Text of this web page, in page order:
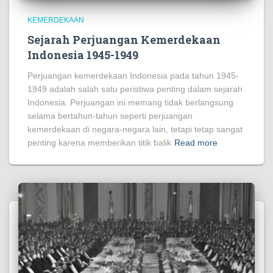
https://stock.pictureswithoutink.org/
https://surface.pafitr.org/
https://home.sizevil.com/
https://administraciones.somosamigosdelatierra.org/
https://academy.halotekno.id/
https://updates.redreamproject.org/
https://contact.todaynewsstuff.com/
https://www.maison-domotique.com/
https://glass.wolschwatches.com/
https://home.foodinhardtimes.org/
https://workspace.pafitr.org/
KEMERDEKAAN
Sejarah Perjuangan Kemerdekaan
Indonesia 1945-1949
Perjuangan kemerdekaan Indonesia pada tahun 1945-
1949 adalah salah satu peristiwa penting dalam sejarah
Indonesia. Perjuangan ini memang tidak berlangsung
selama bertahun-tahun seperti perjuangan
kemerdekaan di negara-negara lain, tetapi tetap sangat
penting karena memberikan titik balik Read more